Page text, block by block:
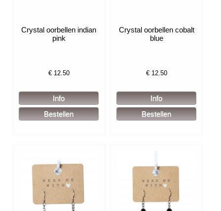
Crystal oorbellen indian
pink
€ 12.50
Crystal oorbellen cobalt
blue
€ 12.50